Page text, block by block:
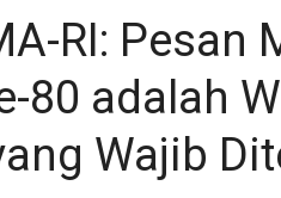
RI: Pesan
80 adalah
Wajib